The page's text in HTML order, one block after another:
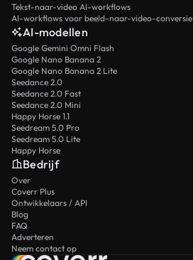
Tekst-naar-video AI-workflows
AI-workflows voor beeld-naar-video-conversie
AI-modellen
Google Gemini Omni Flash
Google Nano Banana 2
Google Nano Banana 2 Lite
Seedance 2.0
Seedance 2.0 Fast
Seedance 2.0 Mini
Happy Horse 1.1
Seedream 5.0 Pro
Seedream 5.0 Lite
Happy Horse
Bedrijf
Over
Coverr Plus
Ontwikkelaars / API
Blog
FAQ
Adverteren
Neem contact op